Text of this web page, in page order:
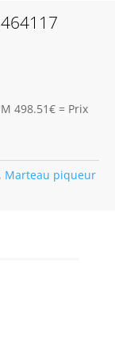
498.51€ = Prix
, Marteau piqueur